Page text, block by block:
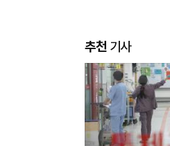
추천기사